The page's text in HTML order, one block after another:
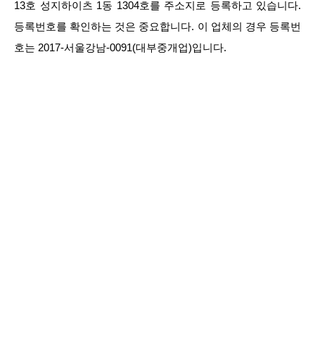
13호 성지하이츠 1동 1304호를 주소지로 등록하고 있습니다.
등록번호를 확인하는 것은 중요합니다. 이 업체의 경우 등록번
호는 2017-서울강남-0091(대부중개업)입니다.